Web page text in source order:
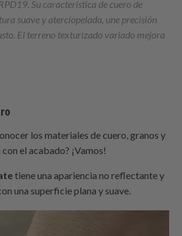
Su característica de cuero de
suave y aterciopelada, une precisión
El terreno texturizado variado mejora
los materiales de cuero, granos y
el acabado? ¡Vamos!
tiene una apariencia no reflectante y
una superficie plana y suave.